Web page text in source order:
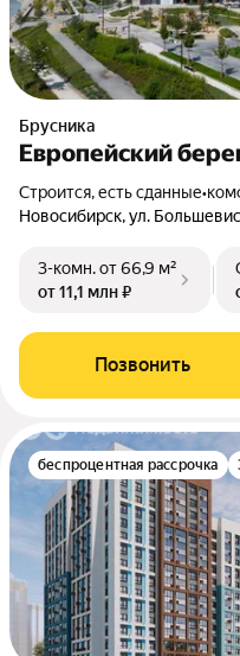
Брусника
Европейский
Строится, есть сданные•
Новосибирск, ул.
3-комн.от 66,9 м²
от 11,1 млн ₽
Позвонить
беспроцентная рассрочка